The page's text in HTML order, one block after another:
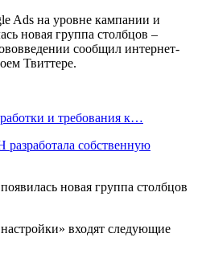
Ads на уровне кампании и
новая группа столбцов –
сообщил интернет-
Твиттере.
и требования к…
собственную
входят следующие